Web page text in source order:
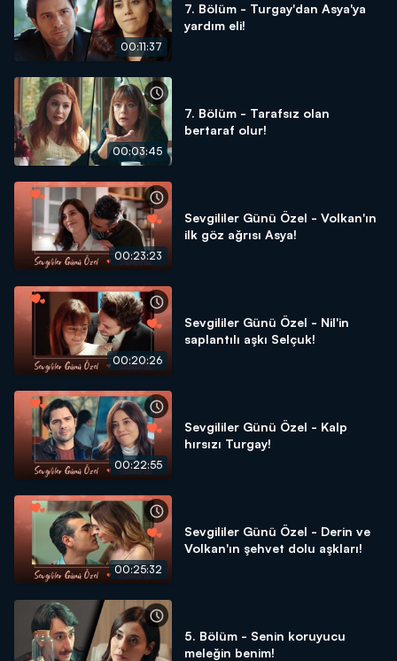
00:11:37
7. Bölüm - Turgay'dan Asya'ya
yardım eli!
00:03:45
7. Bölüm - Tarafsız olan
bertaraf olur!
00:23:23
Sevgililer Günü Özel - Volkan'ın
ilk göz ağrısı Asya!
00:20:26
Sevgililer Günü Özel - Nil'in
saplantılı aşkı Selçuk!
00:22:55
Sevgililer Günü Özel - Kalp
hırsızı Turgay!
00:25:32
Sevgililer Günü Özel - Derin ve
Volkan'ın şehvet dolu aşkları!
5. Bölüm - Senin koruyucu
meleğin benim!